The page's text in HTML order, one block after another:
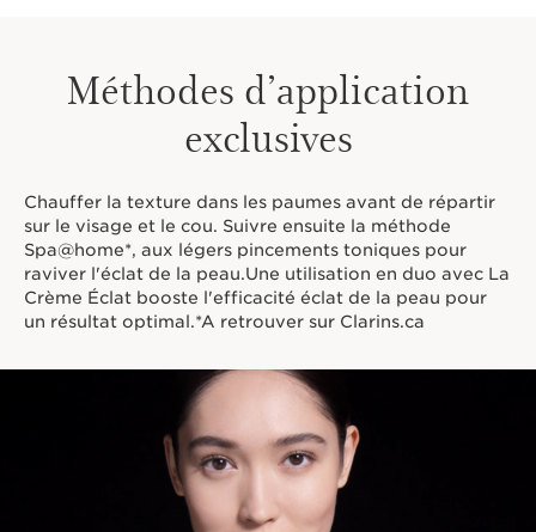
Méthodes d’application
exclusives
Chauffer la texture dans les paumes avant de répartir
sur le visage et le cou. Suivre ensuite la méthode
Spa@home*, aux légers pincements toniques pour
raviver l'éclat de la peau.Une utilisation en duo avec La
Crème Éclat booste l'efficacité éclat de la peau pour
un résultat optimal.*A retrouver sur Clarins.ca